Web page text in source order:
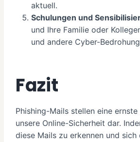
aktuell.
Schulungen und
und Ihre Familie oder
und andere Cyber-
Fazit
Phishing-Mails stellen eine
unsere Online-Sicherheit dar.
diese Mails zu erkennen und sich